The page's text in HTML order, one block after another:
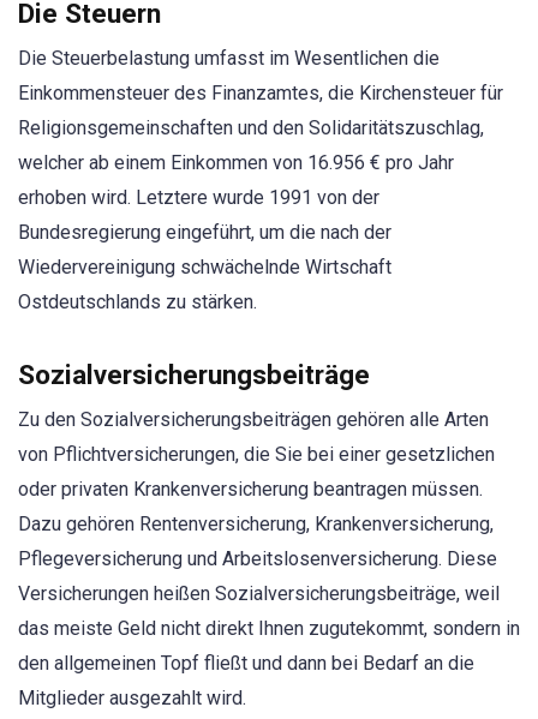
Die Steuern
Die Steuerbelastung umfasst im Wesentlichen die
Einkommensteuer des Finanzamtes, die Kirchensteuer für
Religionsgemeinschaften und den Solidaritätszuschlag,
welcher ab einem Einkommen von 16.956 € pro Jahr
erhoben wird. Letztere wurde 1991 von der
Bundesregierung eingeführt, um die nach der
Wiedervereinigung schwächelnde Wirtschaft
Ostdeutschlands zu stärken.
Sozialversicherungsbeiträge
Zu den Sozialversicherungsbeiträgen gehören alle Arten
von Pflichtversicherungen, die Sie bei einer gesetzlichen
oder privaten Krankenversicherung beantragen müssen.
Dazu gehören Rentenversicherung, Krankenversicherung,
Pflegeversicherung und Arbeitslosenversicherung. Diese
Versicherungen heißen Sozialversicherungsbeiträge, weil
das meiste Geld nicht direkt Ihnen zugutekommt, sondern in
den allgemeinen Topf fließt und dann bei Bedarf an die
Mitglieder ausgezahlt wird.